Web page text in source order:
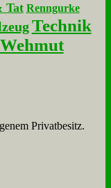
Tat Renngurke
Technik
Wehmut
Privatbesitz.